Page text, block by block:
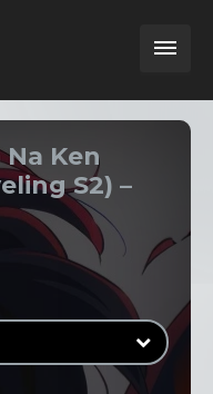
Ken
S2) –